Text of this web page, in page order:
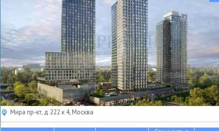
Мира пр-кт, д 222 к 4, Москва